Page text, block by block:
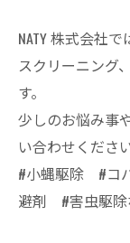
NATY 株式会社
スクリーニング
す。
少しのお悩み事
い合わせくださ
#小蝿駆除 #コ
避剤 #害虫駆除